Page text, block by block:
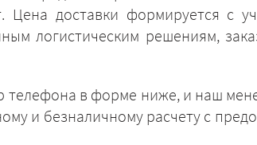
доставки формируется с
логистическим решениям,
телефона в форме ниже, и наш
и безналичному расчету с